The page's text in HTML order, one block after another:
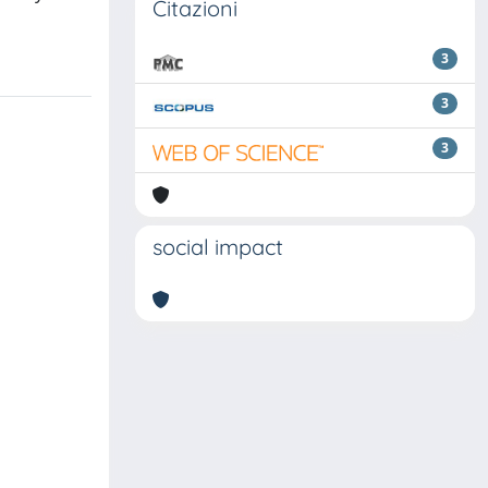
Citazioni
3
3
3
social impact